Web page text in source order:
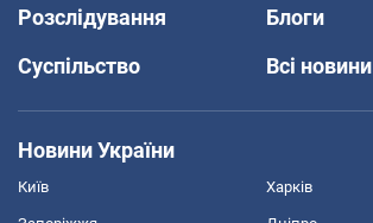
Розслідування
Блоги
Суспільство
Всі новини
Новини України
Київ Харків